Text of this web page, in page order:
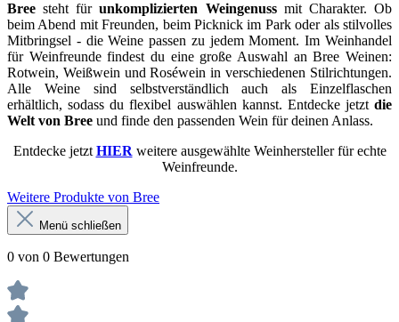
Bree steht fürunkomplizierten Weingenussmit Charakter. Ob
beim Abend mit Freunden, beim Picknick im Park oder als stilvolles
Mitbringsel - die Weine passen zu jedem Moment. Im Weinhandel
für Weinfreunde findest du eine große Auswahl an Bree Weinen:
Rotwein, Weißwein und Roséwein in verschiedenen Stilrichtungen.
Alle Weine sind selbstverständlich auch als Einzelflaschen
erhältlich, sodass du flexibel auswählen kannst. Entdecke jetzt die
Welt von Bree und finde den passenden Wein für deinen Anlass.
Entdecke jetzt HIER weitere ausgewählte Weinhersteller für echte
Weinfreunde.
Weitere Produkte von Bree
Menü schließen
0 von 0 Bewertungen